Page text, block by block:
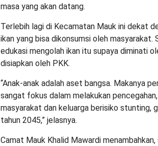
masa yang akan datang.
Terlebih lagi di Kecamatan Mauk ini dekat
ikan yang bisa dikonsumsi oleh masyarakat.
edukasi mengolah ikan itu supaya diminati
disiapkan oleh PKK.
“Anak-anak adalah aset bangsa. Makanya
sangat fokus dalam melakukan
masyarakat dan keluarga berisiko stunting,
tahun 2045,” jelasnya.
Camat Mauk Khalid Mawardi